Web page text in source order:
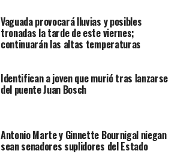
Vaguada provocará lluvias y posibles
tronadas la tarde de este viernes;
continuarán las altas temperaturas
Identifican a joven que murió tras lanzarse
del puente Juan Bosch
Antonio Marte y Ginnette Bournigal niegan
sean senadores suplidores del Estado